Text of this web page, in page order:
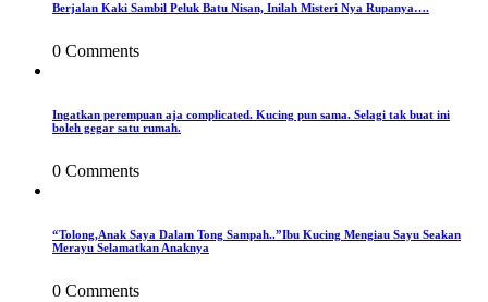
Berjalan Kaki Sambil Peluk Batu Nisan, Inilah Misteri Nya Rupanya….
0 Comments
Ingatkan perempuan aja complicated. Kucing pun sama. Selagi tak buat ini
boleh gegar satu rumah.
0 Comments
“Tolong,Anak Saya Dalam Tong Sampah..”Ibu Kucing Mengiau Sayu Seakan
Merayu Selamatkan Anaknya
0 Comments